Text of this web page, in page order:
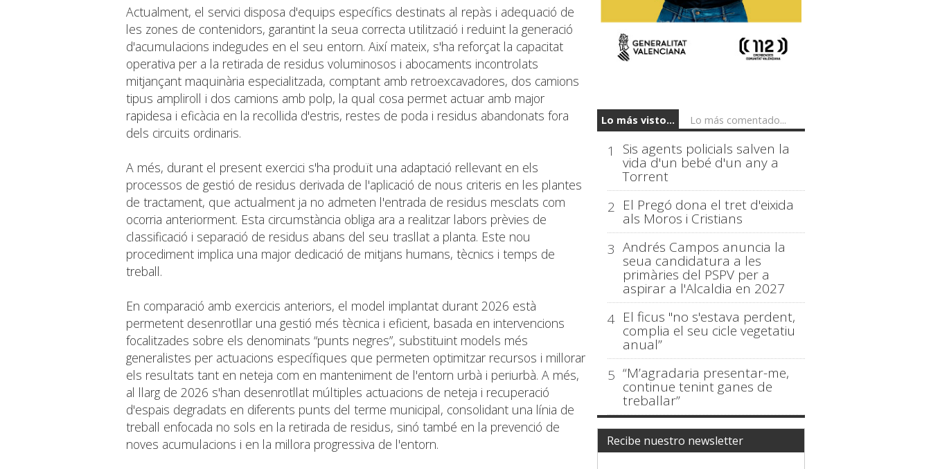
Actualment, el servici disposa d'equips específics destinats al repàs i adequació de
les zones de contenidors, garantint la seua correcta utilització i reduint la generació
d'acumulacions indegudes en el seu entorn. Així mateix, s'ha reforçat la capacitat
operativa per a la retirada de residus voluminosos i abocaments incontrolats
mitjançant maquinària especialitzada, comptant amb retroexcavadores, dos camions
tipus ampliroll i dos camions amb polp, la qual cosa permet actuar amb major
rapidesa i eficàcia en la recollida d'estris, restes de poda i residus abandonats fora
dels circuits ordinaris.
A més, durant el present exercici s'ha produït una adaptació rellevant en els
processos de gestió de residus derivada de l'aplicació de nous criteris en les plantes
de tractament, que actualment ja no admeten l'entrada de residus mesclats com
ocorria anteriorment. Esta circumstància obliga ara a realitzar labors prèvies de
classificació i separació de residus abans del seu trasllat a planta. Este nou
procediment implica una major dedicació de mitjans humans, tècnics i temps de
treball.
En comparació amb exercicis anteriors, el model implantat durant 2026 està
permetent desenrotllar una gestió més tècnica i eficient, basada en intervencions
focalitzades sobre els denominats “punts negres”, substituint models més
generalistes per actuacions específiques que permeten optimitzar recursos i millorar
els resultats tant en neteja com en manteniment de l'entorn urbà i periurbà. A més,
al llarg de 2026 s'han desenrotllat múltiples actuacions de neteja i recuperació
d'espais degradats en diferents punts del terme municipal, consolidant una línia de
treball enfocada no sols en la retirada de residus, sinó també en la prevenció de
noves acumulacions i en la millora progressiva de l'entorn.
Lo más visto... Lo más comentado...
1 Sis agents policials salven la
vida d'un bebé d'un any a
Torrent
2 El Pregó dona el tret d'eixida
als Moros i Cristians
3 Andrés Campos anuncia la
seua candidatura a les
primàries del PSPV per a
aspirar a l'Alcaldia en 2027
4 El ficus "no s'estava perdent,
complia el seu cicle vegetatiu
anual”
5 “M’agradaria presentar-me,
continue tenint ganes de
treballar”
Recibe nuestro newsletter